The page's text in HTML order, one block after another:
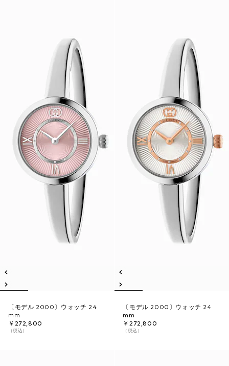
〔モデル 2000〕ウォッチ 24
mm
￥272,800
（税込）
〔モデル 2000〕ウォッチ 24
mm
￥272,800
（税込）